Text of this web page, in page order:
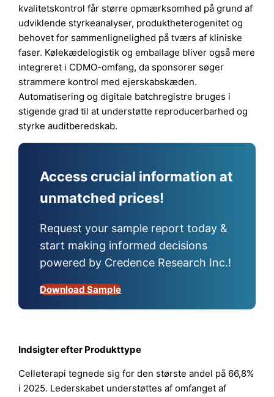
kvalitetskontrol får større opmærksomhed på grund af
udviklende styrkeanalyser, produktheterogenitet og
behovet for sammenlignelighed på tværs af kliniske
faser. Kølekædelogistik og emballage bliver også mere
integreret i CDMO-omfang, da sponsorer søger
strammere kontrol med ejerskabskæden.
Automatisering og digitale batchregistre bruges i
stigende grad til at understøtte reproducerbarhed og
styrke auditberedskab.
Access crucial information at
unmatched prices!
Request your sample report today &
start making informed decisions
powered by Credence Research Inc.!
Download Sample
Indsigter efter Produkttype
Celleterapi tegnede sig for den største andel på 66,8%
i 2025. Lederskabet understøttes af omfanget af